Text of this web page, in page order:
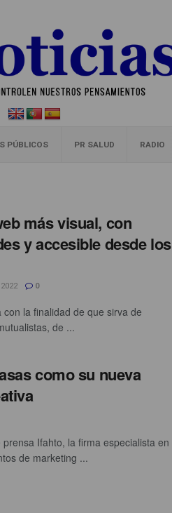
PÚBLICOS PR SALUD RADIO
más visual, con
y accesible desde los
0
la finalidad de que sirva de
de ...
como su nueva
Ifahto, la firma especialista en
de marketing ...